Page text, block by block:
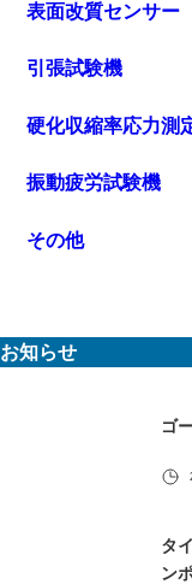
表面改質センサー
引張試験機
硬化収縮率応力測
振動疲労試験機
その他
お知らせ
ゴ
タ
ン